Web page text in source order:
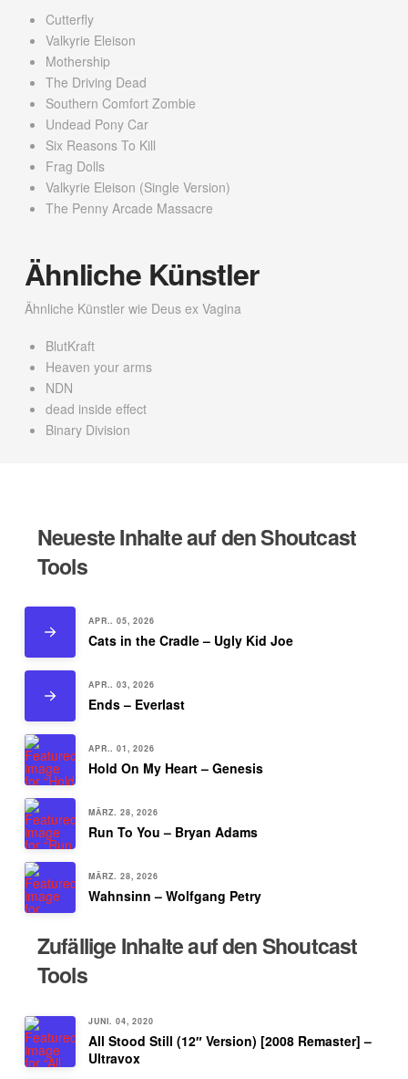
Cutterfly
Valkyrie Eleison
Mothership
The Driving Dead
Southern Comfort Zombie
Undead Pony Car
Six Reasons To Kill
Frag Dolls
Valkyrie Eleison (Single Version)
The Penny Arcade Massacre
Ähnliche Künstler
Ähnliche Künstler wie Deus ex Vagina
BlutKraft
Heaven your arms
NDN
dead inside effect
Binary Division
Neueste Inhalte auf den Shoutcast
Tools
APR.. 05, 2026
Cats in the Cradle – Ugly Kid Joe
APR.. 03, 2026
Ends – Everlast
APR.. 01, 2026
Hold On My Heart – Genesis
MÄRZ. 28, 2026
Run To You – Bryan Adams
MÄRZ. 28, 2026
Wahnsinn – Wolfgang Petry
Zufällige Inhalte auf den Shoutcast
Tools
JUNI. 04, 2020
All Stood Still (12″ Version) [2008 Remaster] –
Ultravox